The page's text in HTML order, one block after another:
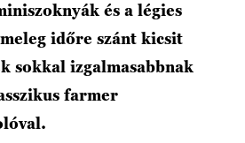
és a légies
időre szánt kicsit
sokkal izgalmasabbnak
farmer